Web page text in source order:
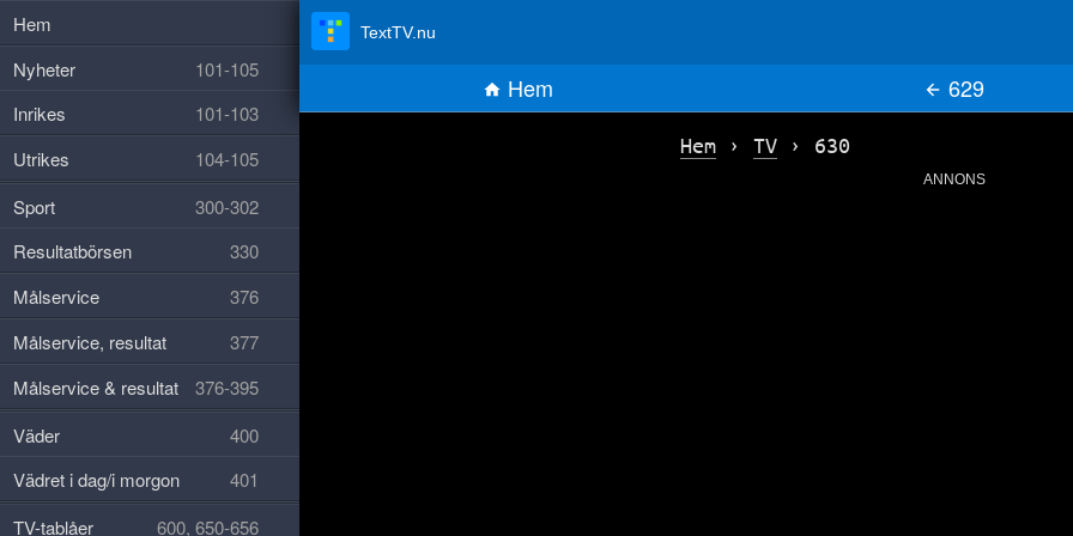
Hem › TV › 630
ANNONS
TextTV.nu
Hem 629
Hem
Nyheter
101-105
Inrikes
101-103
Utrikes
104-105
Sport
300-302
Resultatbörsen
330
Målservice
376
Målservice, resultat
377
Målservice & resultat
376-395
Väder
400
Vädret i dag/i morgon
401
TV-tablåer
600, 650-656